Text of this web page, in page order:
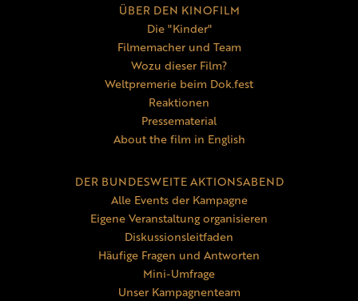
ÜBER DEN KINOFILM
Die "Kinder"
Filmemacher und Team
Wozu dieser Film?
Weltpremerie beim Dok.fest
Reaktionen
Pressematerial
About the film in English
DER BUNDESWEITE AKTIONSABEND
Alle Events der Kampagne
Eigene Veranstaltung organisieren
Diskussionsleitfaden
Häufige Fragen und Antworten
Mini-Umfrage
Unser Kampagnenteam